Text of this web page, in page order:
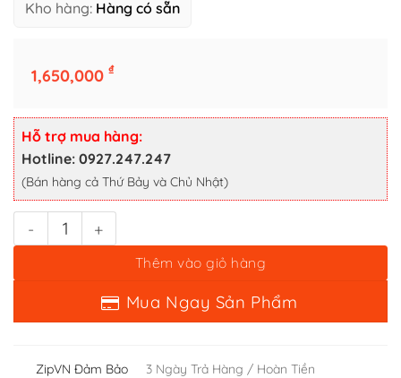
Kho hàng: Hàng có sẵn
1,650,000 ₫
Hỗ trợ mua hàng:
Hotline: 0927.247.247
(Bán hàng cả Thứ Bảy và Chủ Nhật)
Mua Ngay Sản Phẩm
ZipVN Đảm Bảo 3 Ngày Trả Hàng / Hoàn Tiền